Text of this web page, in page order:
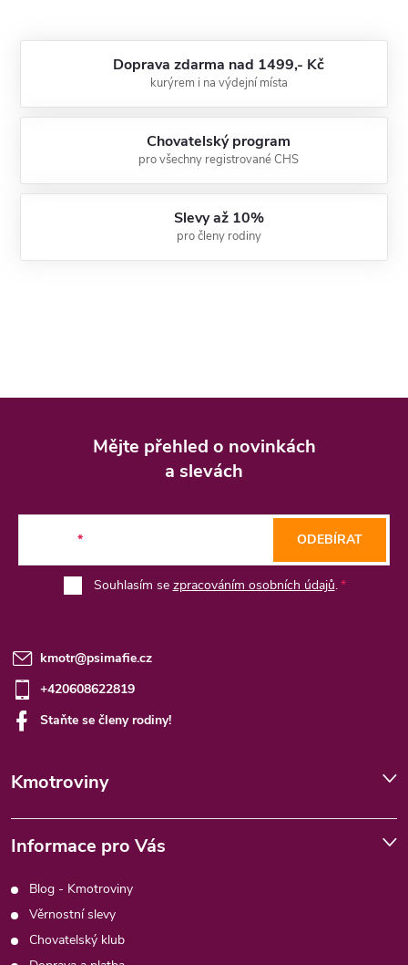
Doprava zdarma nad 1499,- Kč
kurýrem i na výdejní místa
Chovatelský program
pro všechny registrované CHS
Slevy až 10%
pro členy rodiny
Mějte přehled o novinkách
a slevách
Souhlasím se zpracováním osobních údajů.
ODEBÍRAT
kmotr@psimafie.cz
+420608622819
Staňte se členy rodiny!
Kmotroviny
Informace pro Vás
Blog - Kmotroviny
Věrnostní slevy
Chovatelský klub